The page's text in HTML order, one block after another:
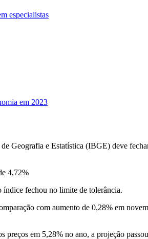
especialistas
em 2023
e Estatística (IBGE) deve
4,72%
índice fechou no limite de tolerância.
com aumento de 0,28% em
em 5,28% no ano, a projeção